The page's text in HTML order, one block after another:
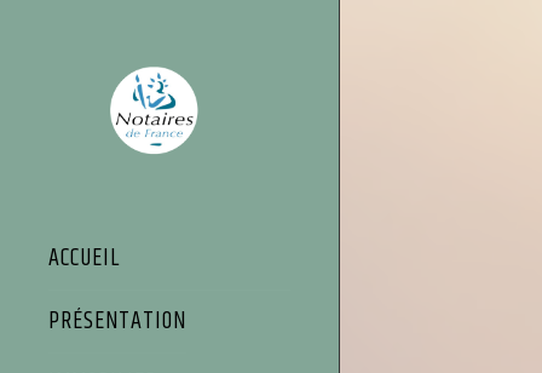
ACCUEIL
PRÉSENTATION